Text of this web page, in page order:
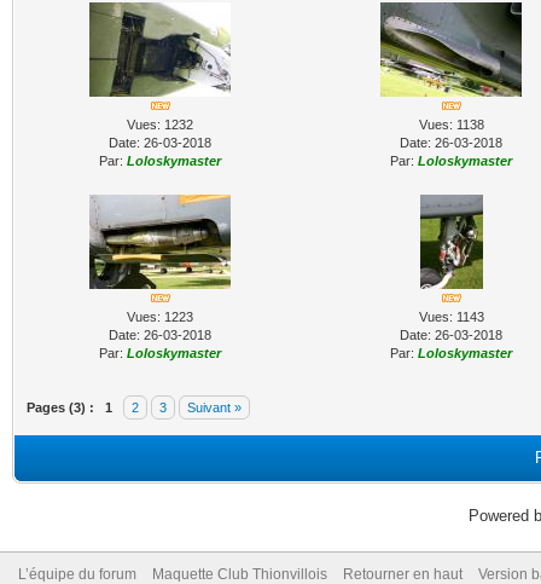
Vues: 1232
Date: 26-03-2018
Par: Loloskymaster
Vues: 1138
Date: 26-03-2018
Par: Loloskymaster
Vues: 1223
Date: 26-03-2018
Par: Loloskymaster
Vues: 1143
Date: 26-03-2018
Par: Loloskymaster
Pages (3) : 1 2 3 Suivant »
Powered
L’équipe du forum Maquette Club Thionvillois Retourner en haut Version